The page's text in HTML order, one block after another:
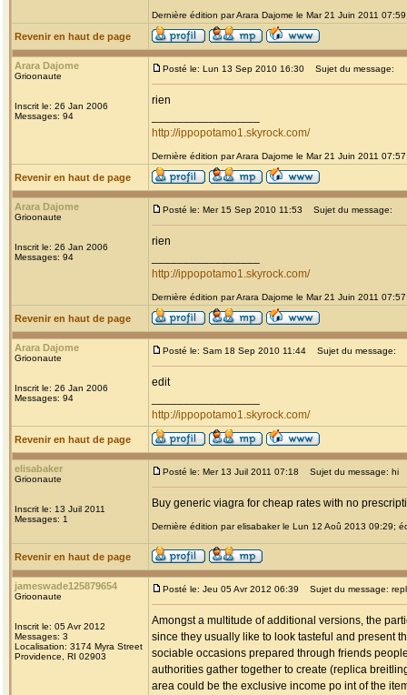
Dernière édition par Arara Dajome le Mar 21 Juin 2011
Revenir en haut de page
Arara Dajome
Grioonaute
Inscrit le: 26 Jan 2006
Messages: 94
Posté le: Lun 13 Sep 2010 16:30 Sujet du message:
rien
http://ippopotamo1.skyrock.com/
Dernière édition par Arara Dajome le Mar 21 Juin 2011
Revenir en haut de page
Arara Dajome
Grioonaute
Inscrit le: 26 Jan 2006
Messages: 94
Posté le: Mer 15 Sep 2010 11:53 Sujet du message:
rien
http://ippopotamo1.skyrock.com/
Dernière édition par Arara Dajome le Mar 21 Juin 2011
Revenir en haut de page
Arara Dajome
Grioonaute
Inscrit le: 26 Jan 2006
Messages: 94
Posté le: Sam 18 Sep 2010 11:44 Sujet du message:
edit
http://ippopotamo1.skyrock.com/
Revenir en haut de page
elisabaker
Grioonaute
Inscrit le: 13 Juil 2011
Messages: 1
Posté le: Mer 13 Juil 2011 07:18 Sujet du message: hi
Buy generic viagra for cheap rates with no
Dernière édition par elisabaker le Lun 12 Aoû 2013 09:29;
Revenir en haut de page
jameswade125879654
Grioonaute
Inscrit le: 05 Avr 2012
Messages: 3
Localisation: 3174 Myra Street
Providence, RI 02903
Posté le: Jeu 05 Avr 2012 06:39 Sujet du message:
Amongst a multitude of additional versions, the
since they usually like to look tasteful and present
sociable occasions prepared through friends
authorities gather together to create (replica
area could be the exclusive income po int of the